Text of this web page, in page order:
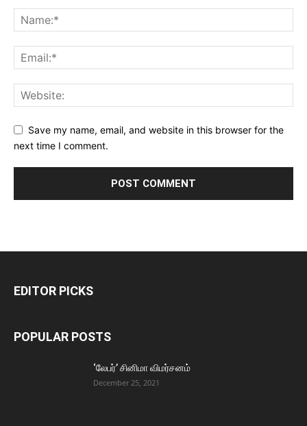
Save my name, email, and website in this browser for the
next time I comment.
EDITOR PICKS
POPULAR POSTS
‘லேபர்’ சினிமா விமர்சனம்
December 25, 2021